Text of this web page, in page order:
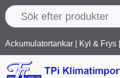
Hoppa
till
innehåll
Ackumulatortankar Kyl & Frys